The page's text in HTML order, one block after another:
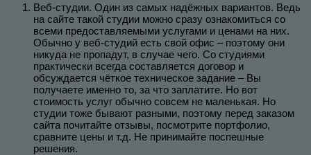
Веб-студии. Один из самых надёжных вариантов. Ведь
на сайте такой студии можно сразу ознакомиться со
всеми предоставляемыми услугами и ценами на них.
Обычно у веб-студий есть свой офис – поэтому они
никуда не пропадут, в случае чего. Со студиями
практически всегда составляется договор и
обсуждается чёткое техническое задание – Вы
получаете именно то, за что заплатите. Но вот
стоимость услуг обычно совсем не маленькая. Но
студии тоже бывают разными, поэтому перед заказом
сайта почитайте отзывы, посмотрите портфолио,
сравните цены и т.д. Не принимайте поспешные
решения.